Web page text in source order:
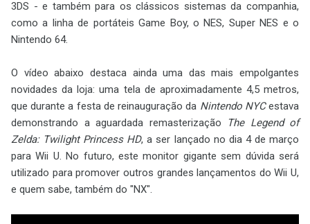
3DS - e também para os clássicos sistemas da companhia,
como a linha de portáteis Game Boy, o NES, Super NES e o
Nintendo 64.
O vídeo abaixo destaca ainda uma das mais empolgantes
novidades da loja: uma tela de aproximadamente 4,5 metros,
que durante a festa de reinauguração da Nintendo NYCestava
demonstrando a aguardada remasterização
The Legend of
Zelda: Twilight Princess HD, a ser lançado no dia 4 de março
para Wii U. No futuro, este monitor gigante sem dúvida será
utilizado para promover outros grandes lançamentos do Wii U,
e quem sabe, também do "NX".